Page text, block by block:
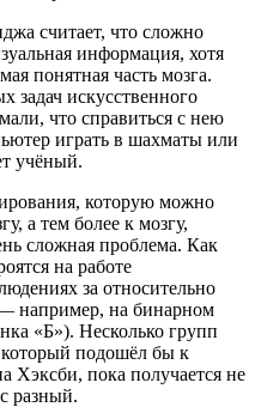
считает, что сложно
информация, хотя
понятная часть мозга.
задач искусственного
что справиться с нею
играть в шахматы или
учёный.
которую можно
а тем более к мозгу,
сложная проблема. Как
на работе
за относительно
например, на бинарном
«Б»). Несколько групп
который подошёл бы к
Хэксби, пока получается не
разный.